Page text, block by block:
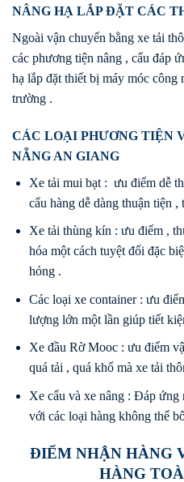
NÂNG HẠ LẮP ĐẶT CÁC
Ngoài vận chuyển bằng xe tải
các phương tiện nâng , cẩu đáp
hạ lắp đặt thiết bị máy móc
trường .
CÁC LOẠI PHƯƠNG TIỆN
NẴNG AN GIANG
Xe tải mui bạt : ưu điểm dễ
cẩu hàng dễ dàng thuận tiện
Xe tải thùng kín : ưu điểm ,
hóa một cách tuyệt đối đặc
hỏng .
Các loại xe container : ưu
lượng lớn một lần giúp tiết
Xe đầu Rờ Mooc : ưu điểm
quá tải , quá khổ mà xe tải
Xe cẩu và xe nâng : Đáp ứng
với các loại hàng không thể
ĐIỂM NHẬN HÀNG
HÀNG